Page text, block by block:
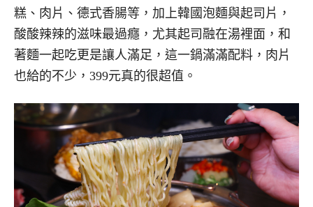
糕、肉片、德式香腸等，加上韓國泡麵與起司片，
酸酸辣辣的滋味最過癮，尤其起司融在湯裡面，和
著麵一起吃更是讓人滿足，這一鍋滿滿配料，肉片
也給的不少，399元真的很超值。